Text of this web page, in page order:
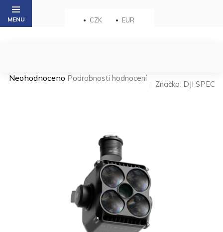
Přejít
obsah
CZK EUR
Průměrné
Neohodnoceno Podrobnosti hodnocení
Značka: DJI SPEC